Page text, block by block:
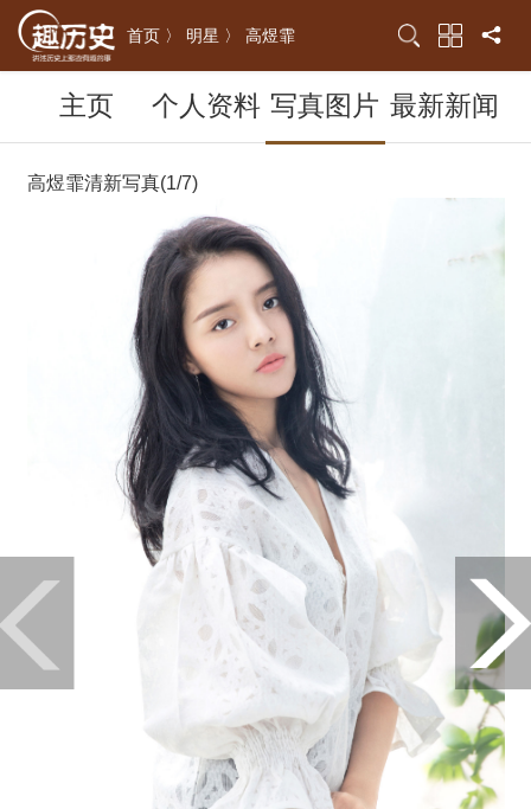
首页 〉 明星 〉 高煜霏
主页 个人资料 写真图片 最新新闻
高煜霏清新写真(1/7)